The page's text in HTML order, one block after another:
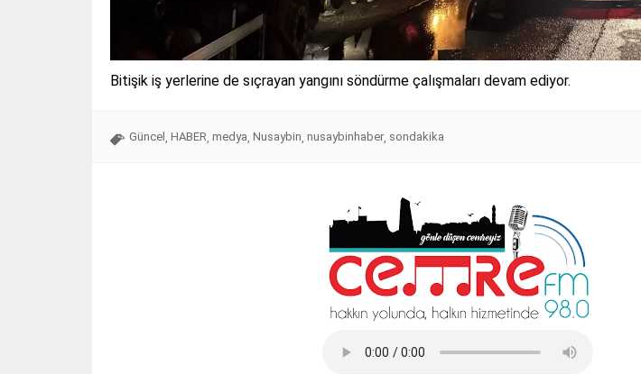
Bitişik iş yerlerine de sıçrayan yangını söndürme çalışmaları devam ediyor.
Güncel , HABER, medya, Nusaybin, nusaybinhaber, sondakika